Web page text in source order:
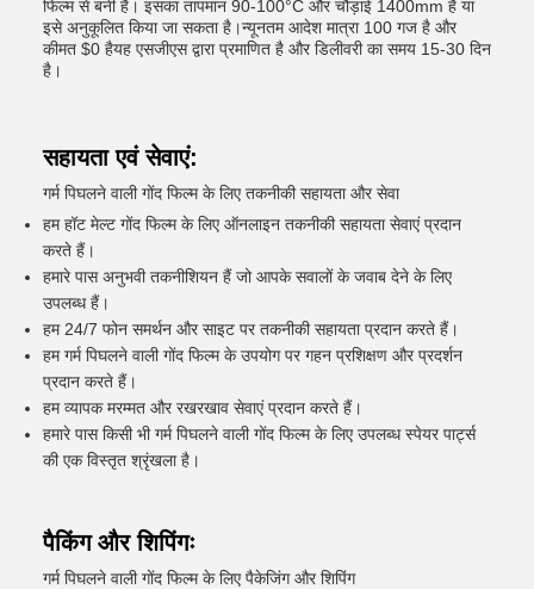
फिल्म से बनी है। इसका तापमान 90-100°C और चौड़ाई 1400mm है या
इसे अनुकूलित किया जा सकता है।न्यूनतम आदेश मात्रा 100 गज है और
कीमत $0 हैयह एसजीएस द्वारा प्रमाणित है और डिलीवरी का समय 15-30 दिन
है।
सहायता एवं सेवाएं:
गर्म पिघलने वाली गोंद फिल्म के लिए तकनीकी सहायता और सेवा
हम हॉट मेल्ट गोंद फिल्म के लिए ऑनलाइन तकनीकी सहायता सेवाएं प्रदान
करते हैं।
हमारे पास अनुभवी तकनीशियन हैं जो आपके सवालों के जवाब देने के लिए
उपलब्ध हैं।
हम 24/7 फोन समर्थन और साइट पर तकनीकी सहायता प्रदान करते हैं।
हम गर्म पिघलने वाली गोंद फिल्म के उपयोग पर गहन प्रशिक्षण और प्रदर्शन
प्रदान करते हैं।
हम व्यापक मरम्मत और रखरखाव सेवाएं प्रदान करते हैं।
हमारे पास किसी भी गर्म पिघलने वाली गोंद फिल्म के लिए उपलब्ध स्पेयर पार्ट्स
की एक विस्तृत श्रृंखला है।
पैकिंग और शिपिंगः
गर्म पिघलने वाली गोंद फिल्म के लिए पैकेजिंग और शिपिंग